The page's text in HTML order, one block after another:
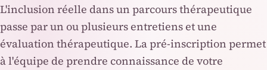
L'inclusion réelle dans un parcours thérapeutique
passe par un ou plusieurs entretiens et une
évaluation thérapeutique. La pré-inscription permet
à l'équipe de prendre connaissance de votre